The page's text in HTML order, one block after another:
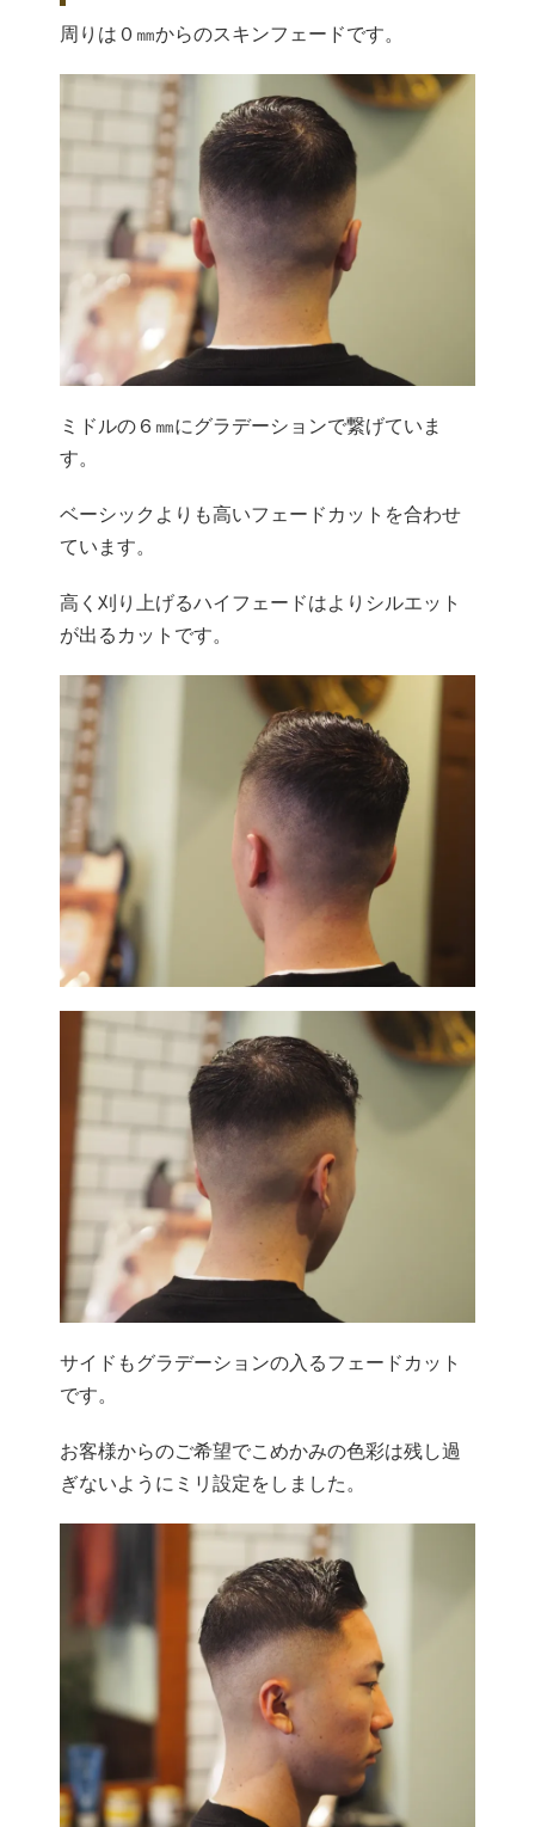
周りは０㎜からのスキンフェードです。
ミドルの６㎜にグラデーションで繋げていま
す。
ベーシックよりも高いフェードカットを合わせ
ています。
高く刈り上げるハイフェードはよりシルエット
が出るカットです。
サイドもグラデーションの入るフェードカット
です。
お客様からのご希望でこめかみの色彩は残し過
ぎないようにミリ設定をしました。